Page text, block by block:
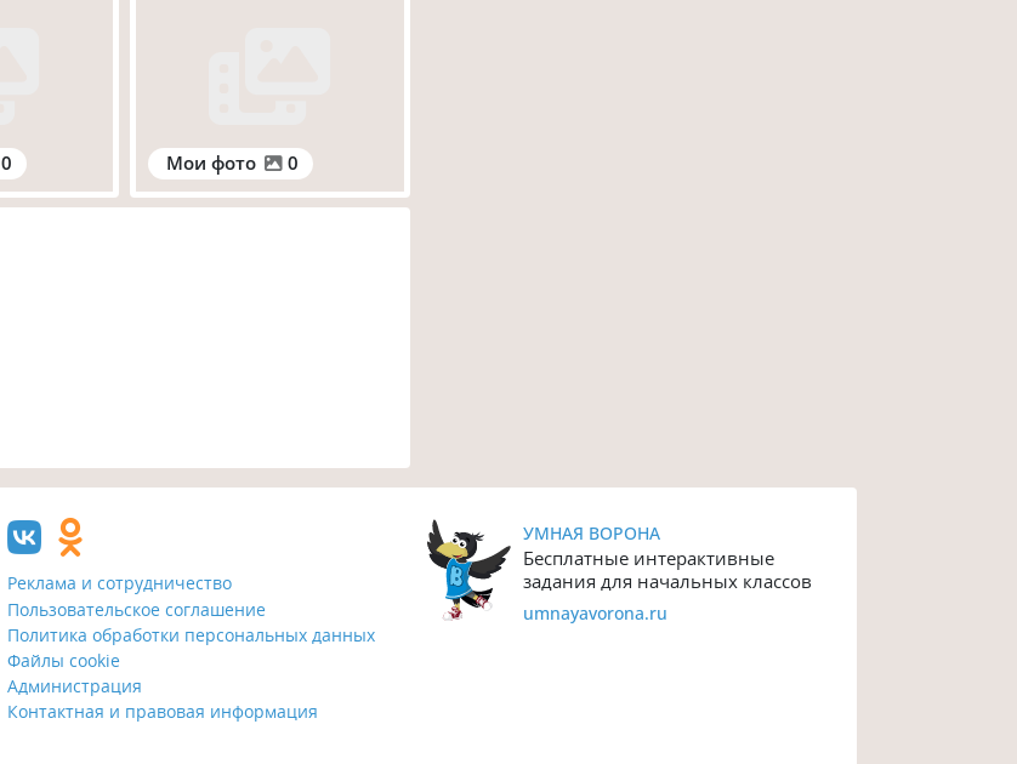
0 Мои фото 0
Реклама и сотрудничество
Пользовательское соглашение
Политика обработки персональных данных
Файлы cookie
Администрация
Контактная и правовая информация
УМНАЯ ВОРОНА
Бесплатные интерактивные
задания для начальных классов
umnayavorona.ru